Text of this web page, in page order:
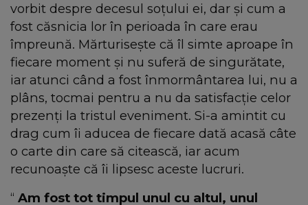
vorbit despre decesul soțului ei, dar și cum a
fost căsnicia lor în perioada în care erau
împreună. Mărturisește că îl simte aproape în
fiecare moment și nu suferă de singurătate,
iar atunci când a fost înmormântarea lui, nu a
plâns, tocmai pentru a nu da satisfacție celor
prezenți la tristul eveniment. Si-a amintit cu
drag cum îi aducea de fiecare dată acasă câte
o carte din care să citească, iar acum
recunoaște că îi lipsesc aceste lucruri.
“ Am fost tot timpul unul cu altul, unul